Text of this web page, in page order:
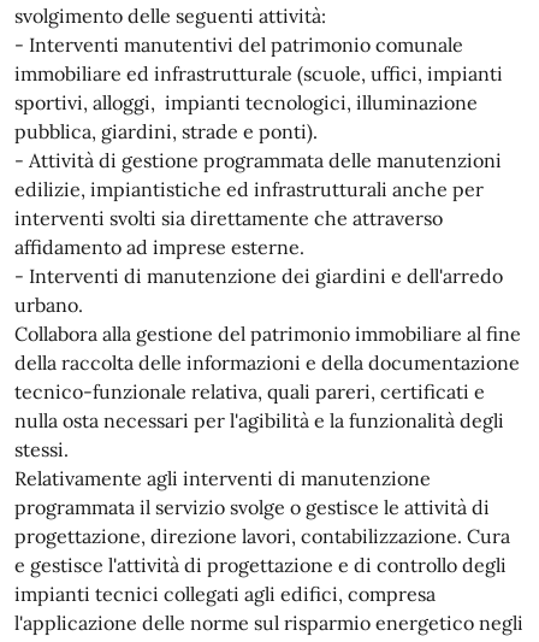
svolgimento delle seguenti attività:
- Interventi manutentivi del patrimonio comunale
immobiliare ed infrastrutturale (scuole, uffici, impianti
sportivi, alloggi, impianti tecnologici, illuminazione
pubblica, giardini, strade e ponti).
- Attività di gestione programmata delle manutenzioni
edilizie, impiantistiche ed infrastrutturali anche per
interventi svolti sia direttamente che attraverso
affidamento ad imprese esterne.
- Interventi di manutenzione dei giardini e dell'arredo
urbano.
Collabora alla gestione del patrimonio immobiliare al fine
della raccolta delle informazioni e della documentazione
tecnico-funzionale relativa, quali pareri, certificati e
nulla osta necessari per l'agibilità e la funzionalità degli
stessi.
Relativamente agli interventi di manutenzione
programmata il servizio svolge o gestisce le attività di
progettazione, direzione lavori, contabilizzazione. Cura
e gestisce l'attività di progettazione e di controllo degli
impianti tecnici collegati agli edifici, compresa
l'applicazione delle norme sul risparmio energetico negli